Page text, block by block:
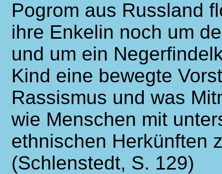
Pogrom aus Russland
ihre Enkelin noch um
und um ein
Kind eine bewegte
Rassismus und was
wie Menschen mit
ethnischen Herkünften
(Schlenstedt, S. 129)